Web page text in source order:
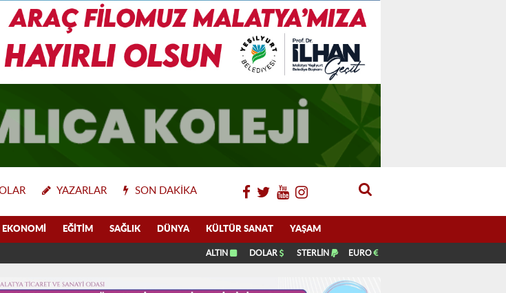
YAZARLAR SON DAKIKA
EKONOMI EĞITIM SAĞLIK DÜNYA KÜLTÜR SANAT YAŞAM
ALTIN DOLAR STERLİN EURO